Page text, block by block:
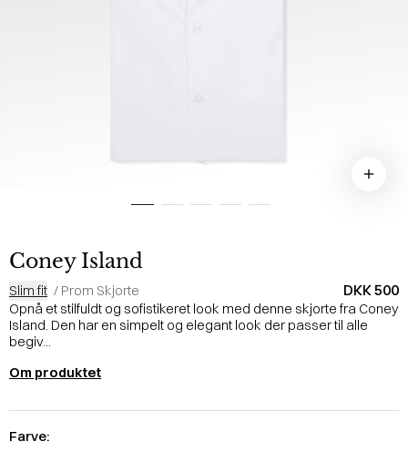
Coney Island
Slim fit / Prom Skjorte DKK 500
Opnå et stilfuldt og sofistikeret look med denne skjorte fra Coney
Island. Den har en simpelt og elegant look der passer til alle
begiv...
Om produktet
Farve: